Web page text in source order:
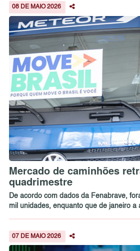
08 DE MAIO 2026
Mercado de caminhões
quadrimestre
De acordo com dados da Fenabrave,
mil unidades, enquanto que de janeiro a
07 DE MAIO 2026